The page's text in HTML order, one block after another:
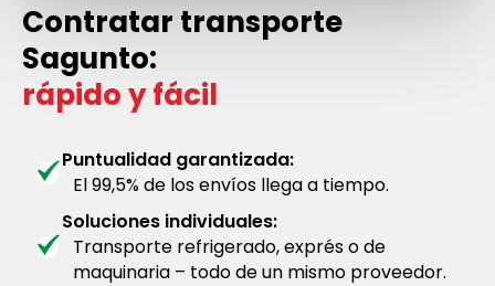
Contratar transporte
Sagunto:
rápido y fácil
Puntualidad garantizada:
El 99,5% de los envíos llega a tiempo.
Soluciones individuales:
Transporte refrigerado, exprés o de
maquinaria – todo de un mismo proveedor.